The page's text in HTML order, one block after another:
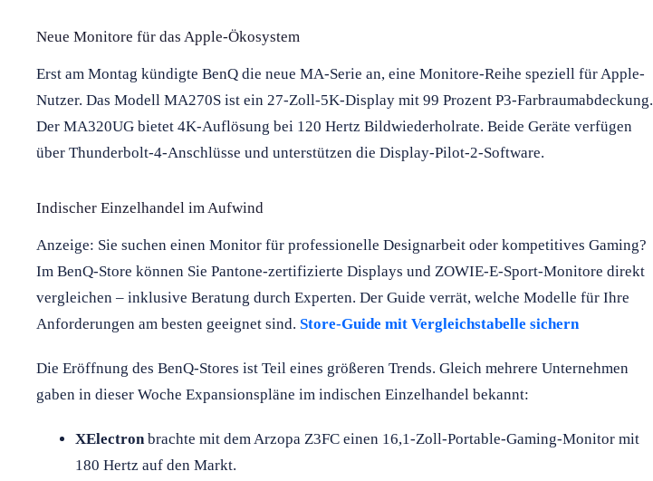
Neue Monitore für das Apple-Ökosystem
Erst am Montag kündigte BenQ die neue MA-Serie an, eine Monitore-Reihe speziell für Apple-
Nutzer. Das Modell MA270S ist ein 27-Zoll-5K-Display mit 99 Prozent P3-Farbraumabdeckung.
Der MA320UG bietet 4K-Auflösung bei 120 Hertz Bildwiederholrate. Beide Geräte verfügen
über Thunderbolt-4-Anschlüsse und unterstützen die Display-Pilot-2-Software.
Indischer Einzelhandel im Aufwind
Anzeige: Sie suchen einen Monitor für professionelle Designarbeit oder kompetitives Gaming?
Im BenQ-Store können Sie Pantone-zertifizierte Displays und ZOWIE-E-Sport-Monitore direkt
vergleichen – inklusive Beratung durch Experten. Der Guide verrät, welche Modelle für Ihre
Anforderungen am besten geeignet sind. Store-Guide mit Vergleichstabelle sichern
Die Eröffnung des BenQ-Stores ist Teil eines größeren Trends. Gleich mehrere Unternehmen
gaben in dieser Woche Expansionspläne im indischen Einzelhandel bekannt:
XElectronbrachte mit dem Arzopa Z3FC einen 16,1-Zoll-Portable-Gaming-Monitor mit
180 Hertz auf den Markt.